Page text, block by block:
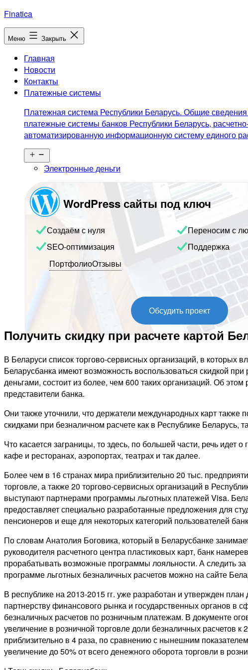
Перейти
к
содержимому
Finatica
Меню Закрыть
Главная
Новости
Контакты
Платежные системы
Платежная система Республики Беларусь. Общие
платежные системы банков Республики Беларусь,
автоматизированную информационную систему единого
меню
Электронные деньги
WordPress сайты под ключ
Создаём с нуля
Переносим с
SEO-оптимизация
Поддержка
ПортфолиоОтзывы
Обсудить проект
Получить скидку при расчете картой
В Беларуси список торгово-сервисных организаций, в которых
Беларусбанка имеют возможность воспользоваться скидкой
деньгами, состоит из более, чем 600 таких организаций. Об этом
представители банка.
Они также уточнили, что держатели международных карт также
скидками при безналичном расчете как в Республике Беларусь,
Что касается заграницы, то здесь, по большей части, речь идет о
кафе и ресторанах, аэропортах, театрах и так далее.
Более чем в 16 странах мира приблизительно 20 тыс.
торговле, а также 20 торгово-сервисных организаций в
выступают партнерами программы льготных платежей Visa.
предоставляет специально разработанные предложения для
пенсионеров и еще для некоторых категорий пользователей
По словам Анатолия Боговика, который в Беларусбанке
руководителя расчетного центра пластиковых карт, банк
прорабатывать возможные программы лояльности. А следить
программе льготных безналичных расчетов можно на сайте
В республике на 2013-2015 гг. уже разработан и утвержден план
партнерству финансового рынка и государственных органов в
безналичных расчетов по розничным платежам. В документе
увеличение в розничной торговле доли безналичных расчетов к
приблизительно в 4 раза, по сравнению с нынешним
увеличение до 50% от всего денежного оборота торговли в